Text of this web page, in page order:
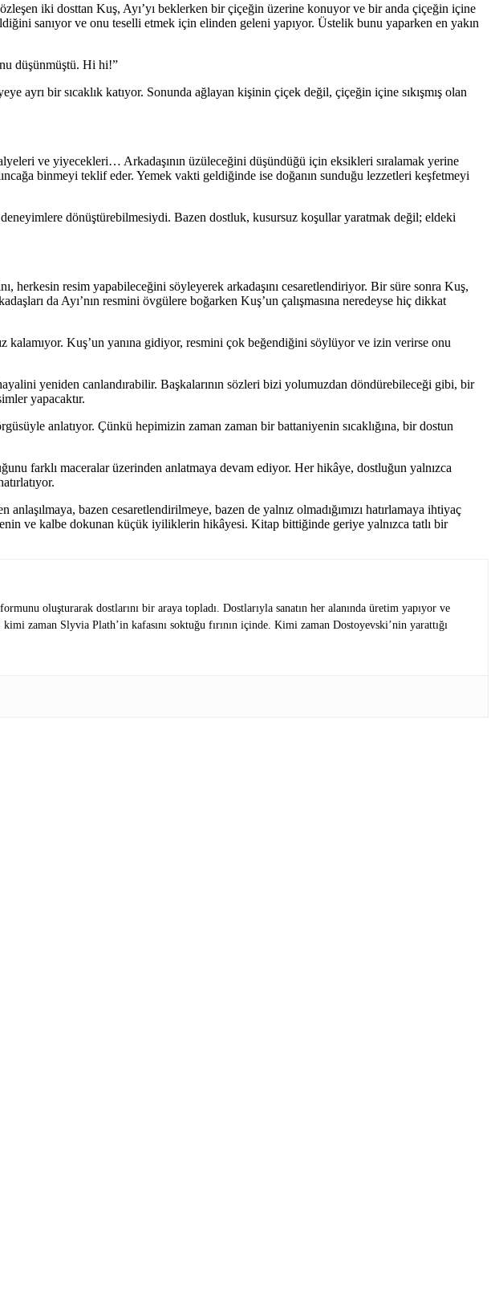
iki dosttan Kuş, Ayı’yı beklerken bir çiçeğin üzerine konuyor ve bir anda çiçeğin içine
sanıyor ve onu teselli etmek için elinden geleni yapıyor. Üstelik bunu yaparken en yakın
düşünmüştü. Hi hi!”
ayrı bir sıcaklık katıyor. Sonunda ağlayan kişinin çiçek değil, çiçeğin içine sıkışmış olan
ve yiyecekleri… Arkadaşının üzüleceğini düşündüğü için eksikleri sıralamak yerine
binmeyi teklif eder. Yemek vakti geldiğinde ise doğanın sunduğu lezzetleri keşfetmeyi
dönüştürebilmesiydi. Bazen dostluk, kusursuz koşullar yaratmak değil; eldeki
herkesin resim yapabileceğini söyleyerek arkadaşını cesaretlendiriyor. Bir süre sonra Kuş,
da Ayı’nın resmini övgülere boğarken Kuş’un çalışmasına neredeyse hiç dikkat
kalamıyor. Kuş’un yanına gidiyor, resmini çok beğendiğini söylüyor ve izin verirse onu
yeniden canlandırabilir. Başkalarının sözleri bizi yolumuzdan döndürebileceği gibi, bir
yapacaktır.
anlatıyor. Çünkü hepimizin zaman zaman bir battaniyenin sıcaklığına, bir dostun
farklı maceralar üzerinden anlatmaya devam ediyor. Her hikâye, dostluğun yalnızca
bazen cesaretlendirilmeye, bazen de yalnız olmadığımızı hatırlamaya ihtiyaç
ve kalbe dokunan küçük iyiliklerin hikâyesi. Kitap bittiğinde geriye yalnızca tatlı bir
oluşturarak dostlarını bir araya topladı. Dostlarıyla sanatın her alanında üretim yapıyor ve
zaman Slyvia Plath’in kafasını soktuğu fırının içinde. Kimi zaman Dostoyevski’nin yarattığı